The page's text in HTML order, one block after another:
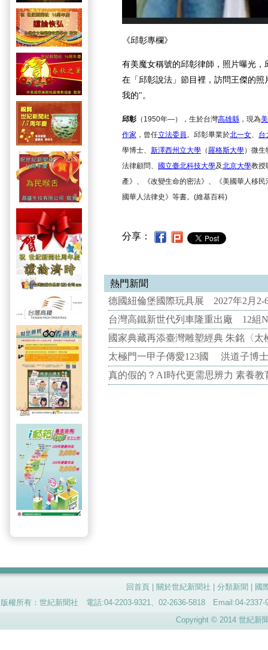
《邱彰專欄》
有美魔女稱號的邱彰律師，照片曝光，
在「邱彰說法」節目裡，訪問王傑的照
我的"。
邱彰 （1950年—），生於台灣高雄縣 ，現為
作家 ，曾任立法委員。邱彰畢業於北一女、 台
學博士、 新澤西州立大學 （羅格斯大學）微
法律顧問、
國立臺北科技大學及北京大學教授
產》、《改變生命的密法》、《美國華人移
國華人法律史》等書。(維基百科)
分享：
熱門新聞
德國紐倫堡國際玩具展 2027年2月2-
台灣高鐵新世代列車隆重出廠 12組
國家典藏再添臺灣雕塑經典 朱銘〈
太極門一甲子傳愛123國 洪道子博
真的假的？AI時代更需思辨力 素養
回首頁 關於世紀新聞社 分類新聞
國
版權所有：世紀新聞社 電話:04-2203-9321、02-2636-5818 Email:04-
Copyright © 2014 世紀新